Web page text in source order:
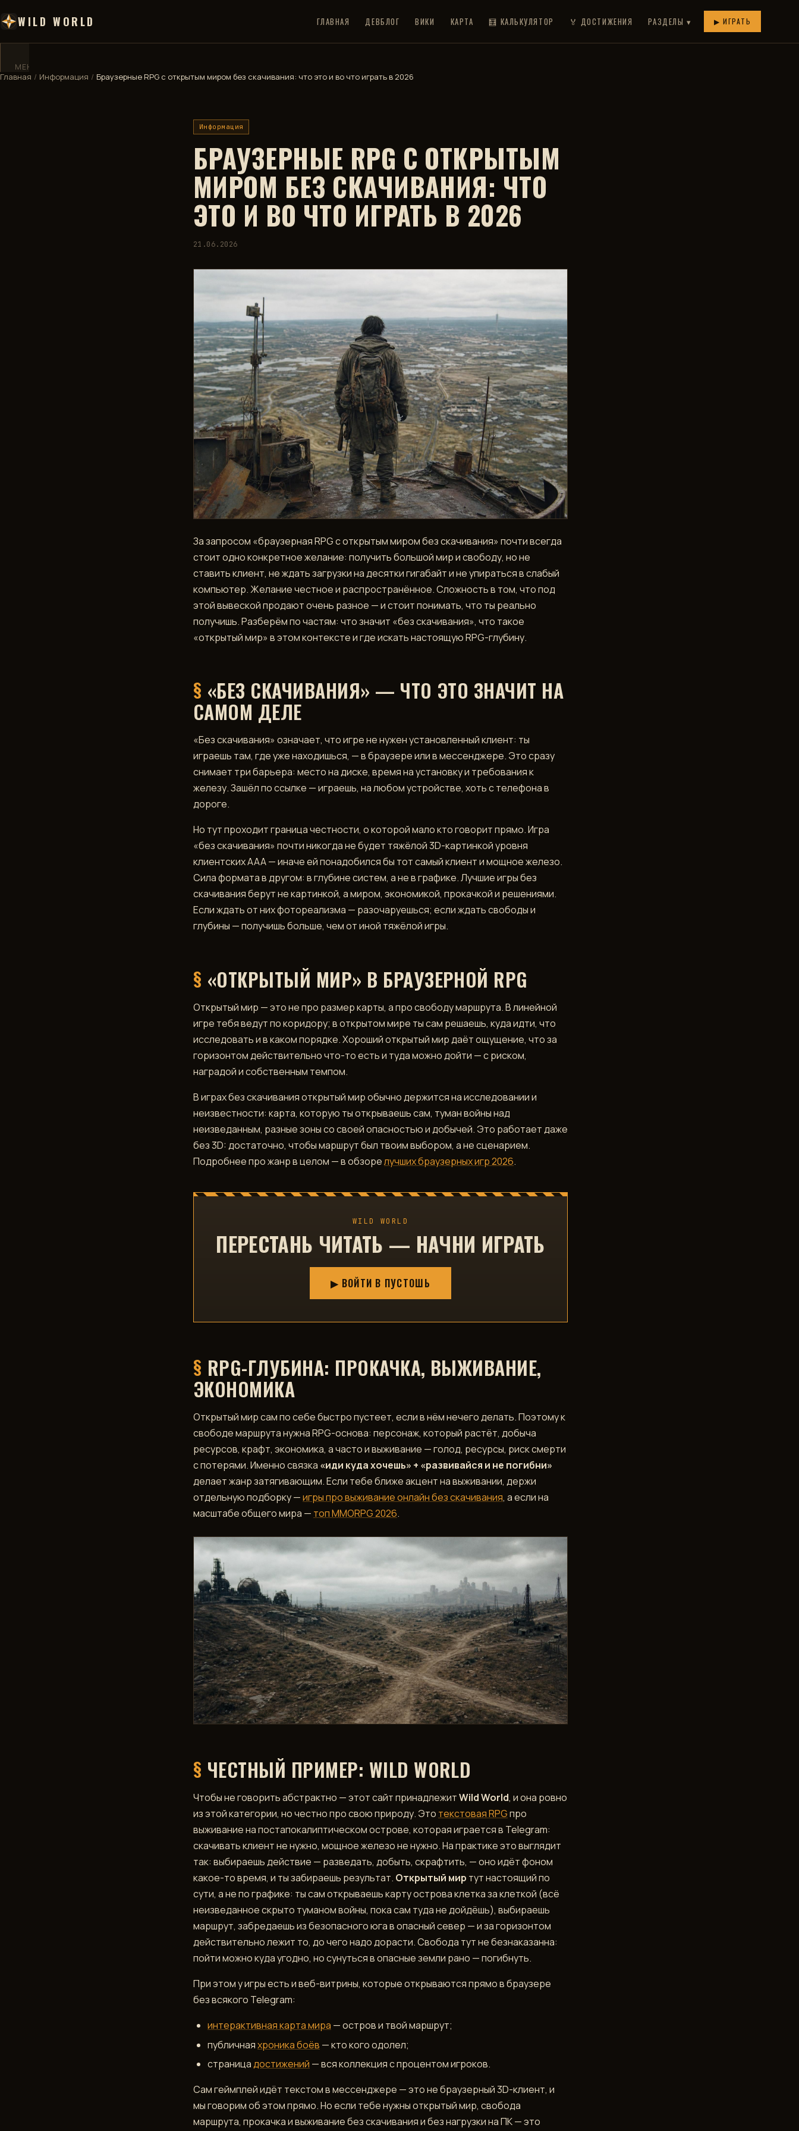
WILD WORLD ГЛАВНАЯ ДЕВБЛОГ ВИКИ КАРТА 🧮 КАЛЬКУЛЯТОР 🏅 ДОСТИЖЕНИЯ РАЗДЕЛЫ ▾ ▶ ИГРАТЬ
МЕНЮ
Главная / Информация / Браузерные RPG с открытым миром без скачивания: что это и во что играть в 2026
Информация
БРАУЗЕРНЫЕ RPG С ОТКРЫТЫМ
МИРОМ БЕЗ СКАЧИВАНИЯ: ЧТО
ЭТО И ВО ЧТО ИГРАТЬ В 2026
21.06.2026
За запросом «браузерная RPG с открытым миром без скачивания» почти всегда
стоит одно конкретное желание: получить большой мир и свободу, но не
ставить клиент, не ждать загрузки на десятки гигабайт и не упираться в слабый
компьютер. Желание честное и распространённое. Сложность в том, что под
этой вывеской продают очень разное — и стоит понимать, что ты реально
получишь. Разберём по частям: что значит «без скачивания», что такое
«открытый мир» в этом контексте и где искать настоящую RPG-глубину.
«БЕЗ СКАЧИВАНИЯ» — ЧТО ЭТО ЗНАЧИТ НА
САМОМ ДЕЛЕ
«Без скачивания» означает, что игре не нужен установленный клиент: ты
играешь там, где уже находишься, — в браузере или в мессенджере. Это сразу
снимает три барьера: место на диске, время на установку и требования к
железу. Зашёл по ссылке — играешь, на любом устройстве, хоть с телефона в
дороге.
Но тут проходит граница честности, о которой мало кто говорит прямо. Игра
«без скачивания» почти никогда не будет тяжёлой 3D-картинкой уровня
клиентских ААА — иначе ей понадобился бы тот самый клиент и мощное железо.
Сила формата в другом: в глубине систем, а не в графике. Лучшие игры без
скачивания берут не картинкой, а миром, экономикой, прокачкой и решениями.
Если ждать от них фотореализма — разочаруешься; если ждать свободы и
глубины — получишь больше, чем от иной тяжёлой игры.
«ОТКРЫТЫЙ МИР» В БРАУЗЕРНОЙ RPG
Открытый мир — это не про размер карты, а про свободу маршрута. В линейной
игре тебя ведут по коридору; в открытом мире ты сам решаешь, куда идти, что
исследовать и в каком порядке. Хороший открытый мир даёт ощущение, что за
горизонтом действительно что-то есть и туда можно дойти — с риском,
наградой и собственным темпом.
В играх без скачивания открытый мир обычно держится на исследовании и
неизвестности: карта, которую ты открываешь сам, туман войны над
неизведанным, разные зоны со своей опасностью и добычей. Это работает даже
без 3D: достаточно, чтобы маршрут был твоим выбором, а не сценарием.
Подробнее про жанр в целом — в обзорелучших браузерных игр 2026.
WILD WORLD
ПЕРЕСТАНЬ ЧИТАТЬ — НАЧНИ ИГРАТЬ
▶ ВОЙТИ В ПУСТОШЬ
RPG-ГЛУБИНА: ПРОКАЧКА, ВЫЖИВАНИЕ,
ЭКОНОМИКА
Открытый мир сам по себе быстро пустеет, если в нём нечего делать. Поэтому к
свободе маршрута нужна RPG-основа: персонаж, который растёт, добыча
ресурсов, крафт, экономика, а часто и выживание — голод, ресурсы, риск смерти
с потерями. Именно связка «иди куда хочешь» + «развивайся и не погибни»
делает жанр затягивающим. Если тебе ближе акцент на выживании, держи
отдельную подборку —игры про выживание онлайн без скачивания, а если на
масштабе общего мира — топ MMORPG 2026.
ЧЕСТНЫЙ ПРИМЕР: WILD WORLD
Чтобы не говорить абстрактно — этот сайт принадлежитWild World, и она ровно
из этой категории, но честно про свою природу. Это текстовая RPGпро
выживание на постапокалиптическом острове, которая играется в Telegram:
скачивать клиент не нужно, мощное железо не нужно. На практике это выглядит
так: выбираешь действие — разведать, добыть, скрафтить, — оно идёт фоном
какое-то время, и ты забираешь результат. Открытый мир тут настоящий по
сути, а не по графике: ты сам открываешь карту острова клетка за клеткой (всё
неизведанное скрыто туманом войны, пока сам туда не дойдёшь), выбираешь
маршрут, забредаешь из безопасного юга в опасный север — и за горизонтом
действительно лежит то, до чего надо дорасти. Свобода тут не безнаказанна:
пойти можно куда угодно, но сунуться в опасные земли рано — погибнуть.
При этом у игры есть и веб-витрины, которые открываются прямо в браузере
без всякого Telegram:
интерактивная карта мира — остров и твой маршрут;
публичнаяхроника боёв — кто кого одолел;
страницадостижений — вся коллекция с процентом игроков.
Сам геймплей идёт текстом в мессенджере — это не браузерный 3D-клиент, и
мы говорим об этом прямо. Но если тебе нужны открытый мир, свобода
маршрута, прокачка и выживание без скачивания и без нагрузки на ПК — это